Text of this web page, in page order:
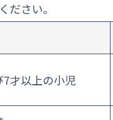
ださい。
才以上の小児